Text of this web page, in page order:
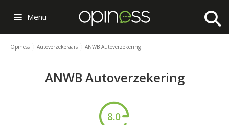
Menu
Opiness Autoverzekeraars ANWB Autoverzekering
ANWB Autoverzekering
8.0